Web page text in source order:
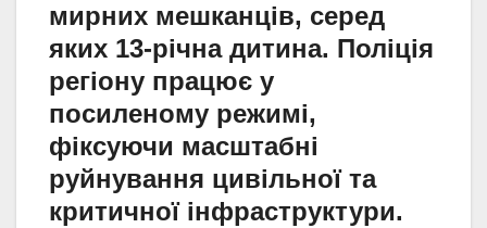
мирних мешканців, серед
яких 13-річна дитина. Поліція
регіону працює у
посиленому режимі,
фіксуючи масштабні
руйнування цивільної та
критичної інфраструктури.